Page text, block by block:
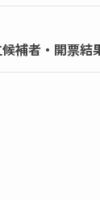
補者・開票結